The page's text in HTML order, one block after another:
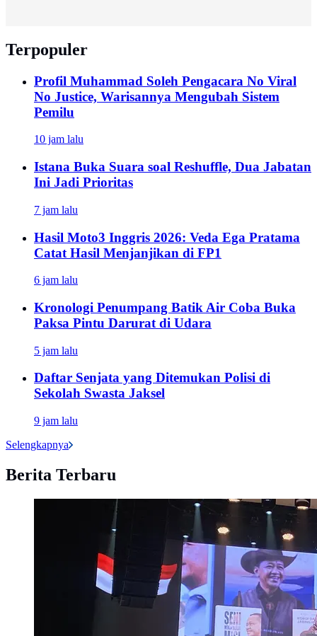
Terpopuler
Profil Muhammad Soleh Pengacara No Viral
No Justice, Warisannya Mengubah Sistem
Pemilu
10 jam lalu
Istana Buka Suara soal Reshuffle, Dua Jabatan
Ini Jadi Prioritas
7 jam lalu
Hasil Moto3 Inggris 2026: Veda Ega Pratama
Catat Hasil Menjanjikan di FP1
6 jam lalu
Kronologi Penumpang Batik Air Coba Buka
Paksa Pintu Darurat di Udara
5 jam lalu
Daftar Senjata yang Ditemukan Polisi di
Sekolah Swasta Jaksel
9 jam lalu
Selengkapnya
Berita Terbaru